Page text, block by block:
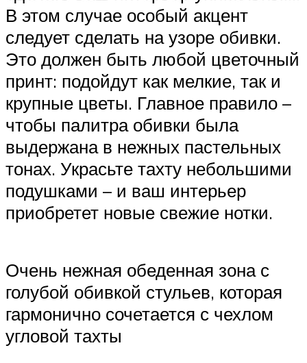
В этом случае особый акцент
следует сделать на узоре обивки.
Это должен быть любой цветочный
принт: подойдут как мелкие, так и
крупные цветы. Главное правило –
чтобы палитра обивки была
выдержана в нежных пастельных
тонах. Украсьте тахту небольшими
подушками – и ваш интерьер
приобретет новые свежие нотки.
Очень нежная обеденная зона с
голубой обивкой стульев, которая
гармонично сочетается с чехлом
угловой тахты